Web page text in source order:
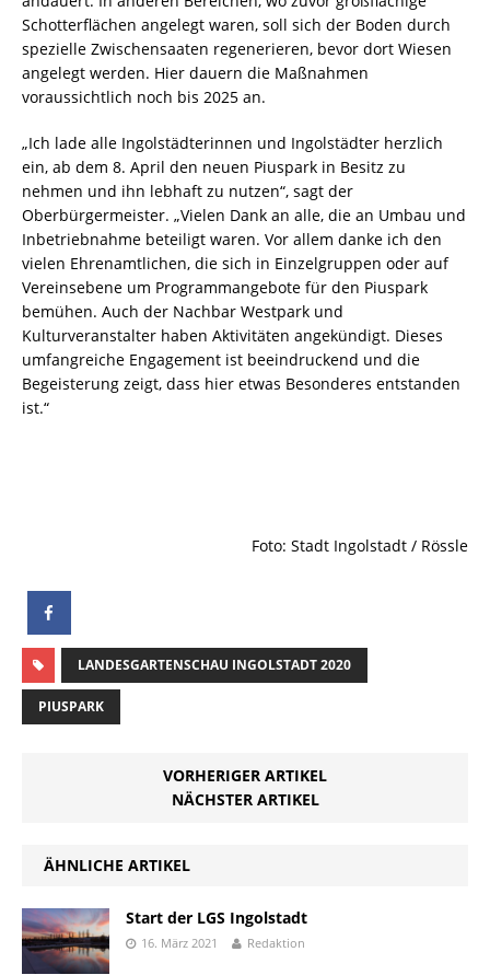
Schotterflächen angelegt waren, soll sich der Boden durch
spezielle Zwischensaaten regenerieren, bevor dort Wiesen
angelegt werden. Hier dauern die Maßnahmen
voraussichtlich noch bis 2025 an.
„Ich lade alle Ingolstädterinnen und Ingolstädter herzlich
ein, ab dem 8. April den neuen Piuspark in Besitz zu
nehmen und ihn lebhaft zu nutzen“, sagt der
Oberbürgermeister. „Vielen Dank an alle, die an Umbau und
Inbetriebnahme beteiligt waren. Vor allem danke ich den
vielen Ehrenamtlichen, die sich in Einzelgruppen oder auf
Vereinsebene um Programmangebote für den Piuspark
bemühen. Auch der Nachbar Westpark und
Kulturveranstalter haben Aktivitäten angekündigt. Dieses
umfangreiche Engagement ist beeindruckend und die
Begeisterung zeigt, dass hier etwas Besonderes entstanden
ist.“
Foto: Stadt Ingolstadt / Rössle
LANDESGARTENSCHAU INGOLSTADT 2020
PIUSPARK
VORHERIGER ARTIKEL
NÄCHSTER ARTIKEL
ÄHNLICHE ARTIKEL
Start der LGS Ingolstadt
16. März 2021 Redaktion